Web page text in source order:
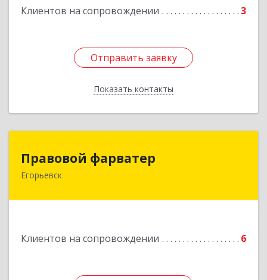
Клиентов на сопровождении 3
Отправить заявку
Показать контакты
Подробнее
Отправить заявку
Назад
Правовой фарватер
Егорьевск
Клиентов на сопровождении 6